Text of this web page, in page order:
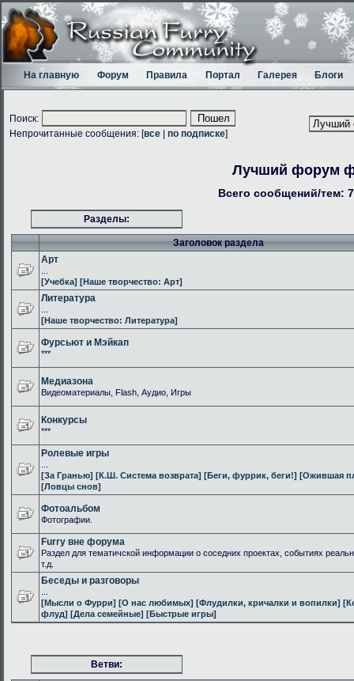
На главную Форум Правила Портал Галерея Блоги
Поиск:
Непрочитанные сообщения: [все по подписке]
Лучший форум
Всего сообщений/тем:
Разделы:
Заголовок раздела
Арт
[Учебка] [Наше творчество: Арт]
Литература
[Наше творчество: Литература]
Фурсьют и Мэйкап
***
Медиазона
Видеоматериалы, Flash, Аудио, Игры
Конкурсы
***
Ролевые игры
[За Гранью] [К.Ш. Система возврата] [Беги, фуррик, беги!] [Ожившая
[Ловцы снов]
Фотоальбом
Фотографии.
Furry вне форума
Раздел для тематичской информации о соседних проектах, событиях
т.д.
Беседы и разговоры
[Мысли о Фурри] [О нас любимых] [Флудилки, кричалки и вопилки]
флуд] [Дела семейные] [Быстрые игры]
Ветви: